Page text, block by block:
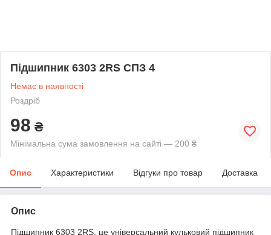
Підшипник 6303 2RS СПЗ 4
Немає в наявності
Роздріб
98 ₴
Мінімальна сума замовлення на сайті — 200 ₴
Опис Характеристики Відгуки про товар Доставка
Опис
Підшипник 6303 2RS, це універсальний кульковий підшипник